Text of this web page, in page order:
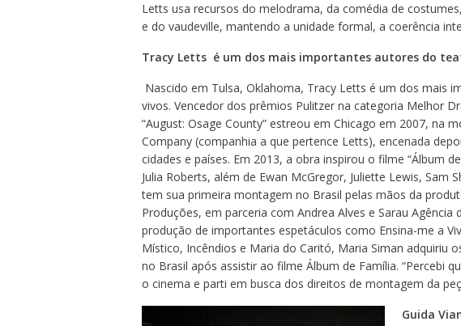
Letts usa recursos do melodrama, da comédia de
e do vaudeville, mantendo a unidade formal, a coerência
Tracy Letts é um dos mais importantes autores do
Nascido em Tulsa, Oklahoma, Tracy Letts é um dos mais
vivos. Vencedor dos prêmios Pulitzer na categoria Melhor
“August: Osage County” estreou em Chicago em 2007, na
Company (companhia a que pertence Letts), encenada
cidades e países. Em 2013, a obra inspirou o filme “Álbum
Julia Roberts, além de Ewan McGregor, Juliette Lewis, Sam
tem sua primeira montagem no Brasil pelas mãos da
Produções, em parceria com Andrea Alves e Sarau Agência
produção de importantes espetáculos como Ensina-me a
Místico, Incêndios e Maria do Caritó, Maria Siman adquiriu
no Brasil após assistir ao filme Álbum de Família. “Percebi
o cinema e parti em busca dos direitos de montagem da
Guida